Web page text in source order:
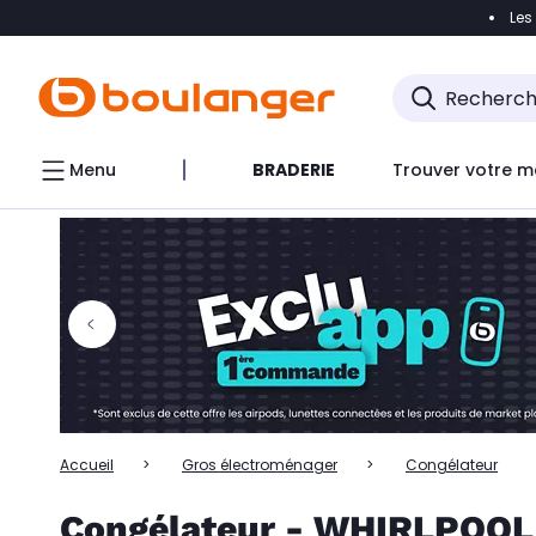
Accéder
Accéder directement au chatbot
Menu BRADERIE Trouver votre
Accueil Gros électroménager Congélateur